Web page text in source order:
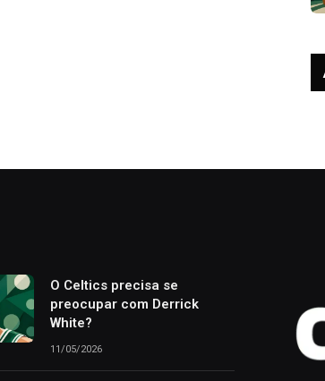
O Celtics precisa se
preocupar com Derrick
White?
11/05/2026